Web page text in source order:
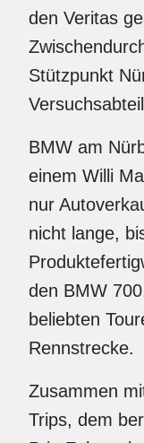
den Veritas
Stützpunkt
BMW am
einem Willi
nur
nicht lange,
den BMW
beliebten
Rennstrecke.
Zusammen
Trips, dem